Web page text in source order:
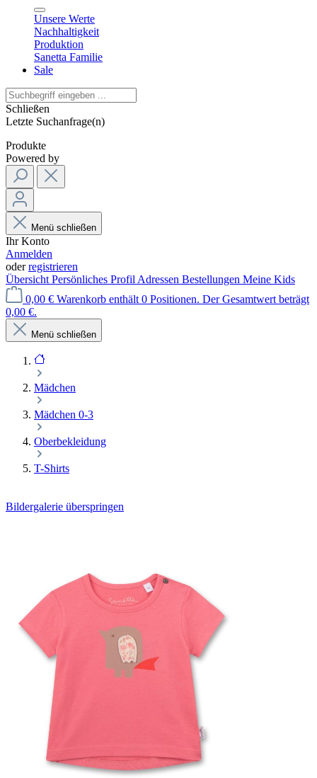
Unsere Werte
Nachhaltigkeit
Produktion
Sanetta Familie
Sale
Schließen
Letzte Suchanfrage(n)
Produkte
Powered by
Menü schließen
Ihr Konto
Anmelden
oderregistrieren
Übersicht Persönliches Profil Adressen Bestellungen Meine Kids
0,00 € Warenkorb enthält 0 Positionen. Der Gesamtwert beträgt
0,00 €.
Menü schließen
Mädchen
Mädchen 0-3
Oberbekleidung
T-Shirts
Bildergalerie überspringen